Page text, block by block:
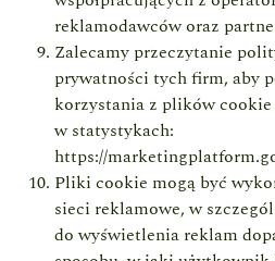
reklamodawców oraz
Zalecamy przeczytanie
prywatności tych firm, aby
korzystania z plików
w statystykach:
https://
Pliki cookie mogą być
sieci reklamowe, w
do wyświetlenia reklam